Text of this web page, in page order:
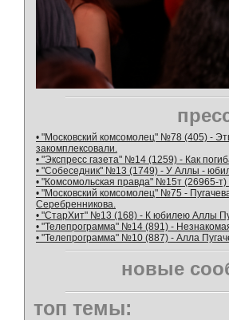
• "Московский комсомолец" №78 (405) -
закомплексовали.
• "Экспресс газета" №14 (1259) - Как
• "Собеседник" №13 (1749) - У Аллы -
• "Комсомольская правда" №15т (26965-
• "Московский комсомолец" №75 -
Серебренникова.
• "СтарХит" №13 (168) - К юбилею Аллы
• "Телепрограмма" №14 (891) -
• "Телепрограмма" №10 (887) - Алла
новые
топ темы: